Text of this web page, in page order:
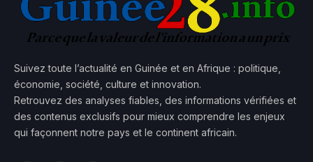
Suivez toute l’actualité en Guinée et en Afrique : politique,
économie, société, culture et innovation.
Retrouvez des analyses fiables, des informations vérifiées et
des contenus exclusifs pour mieux comprendre les enjeux
qui façonnent notre pays et le continent africain.